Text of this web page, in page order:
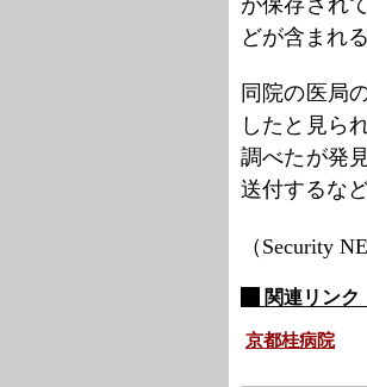
が保存され
どが含まれる
同院の医局
したと見ら
調べたが発
送付するな
（Security
関連リンク
京都桂病院